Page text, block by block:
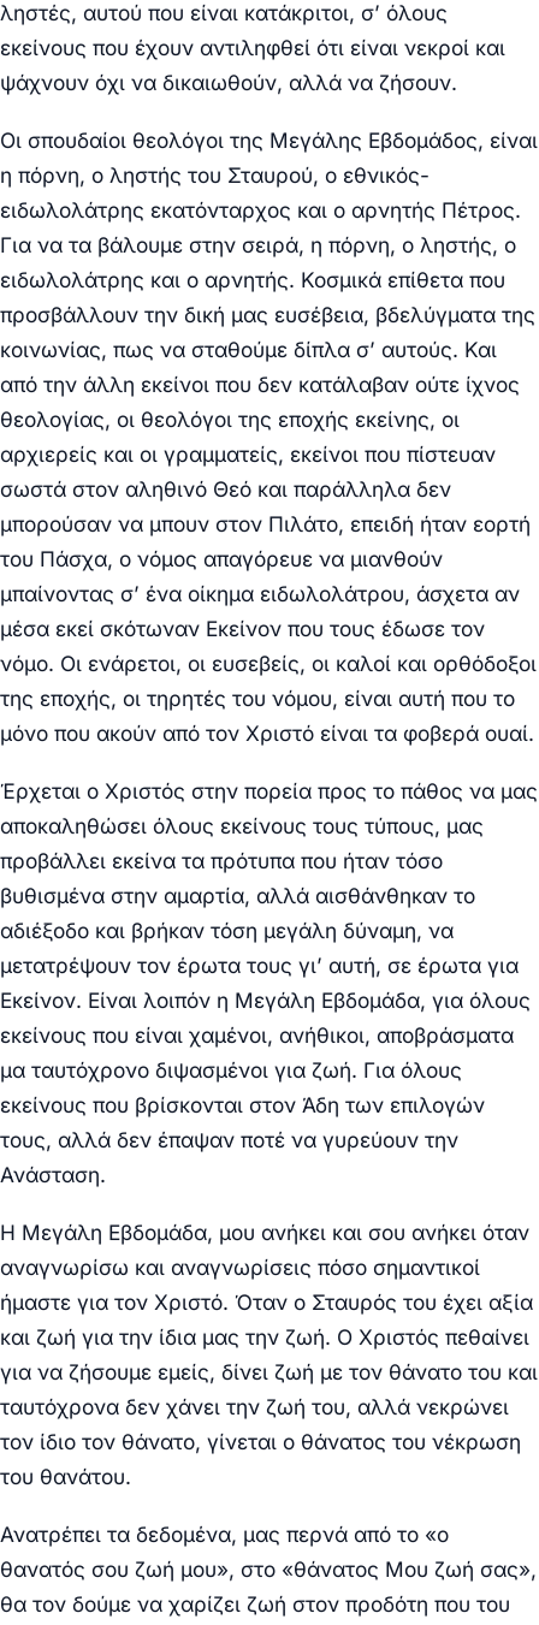
ληστές, αυτού που είναι κατάκριτοι, σ’ όλους
εκείνους που έχουν αντιληφθεί ότι είναι νεκροί και
ψάχνουν όχι να δικαιωθούν, αλλά να ζήσουν.
Οι σπουδαίοι θεολόγοι της Μεγάλης Εβδομάδος, είναι
η πόρνη, ο ληστής του Σταυρού, ο εθνικός-
ειδωλολάτρης εκατόνταρχος και ο αρνητής Πέτρος.
Για να τα βάλουμε στην σειρά, η πόρνη, ο ληστής, ο
ειδωλολάτρης και ο αρνητής. Κοσμικά επίθετα που
προσβάλλουν την δική μας ευσέβεια, βδελύγματα της
κοινωνίας, πως να σταθούμε δίπλα σ’ αυτούς. Και
από την άλλη εκείνοι που δεν κατάλαβαν ούτε ίχνος
θεολογίας, οι θεολόγοι της εποχής εκείνης, οι
αρχιερείς και οι γραμματείς, εκείνοι που πίστευαν
σωστά στον αληθινό Θεό και παράλληλα δεν
μπορούσαν να μπουν στον Πιλάτο, επειδή ήταν εορτή
του Πάσχα, ο νόμος απαγόρευε να μιανθούν
μπαίνοντας σ’ ένα οίκημα ειδωλολάτρου, άσχετα αν
μέσα εκεί σκότωναν Εκείνον που τους έδωσε τον
νόμο. Οι ενάρετοι, οι ευσεβείς, οι καλοί και ορθόδοξοι
της εποχής, οι τηρητές του νόμου, είναι αυτή που το
μόνο που ακούν από τον Χριστό είναι τα φοβερά ουαί.
Έρχεται ο Χριστός στην πορεία προς το πάθος να μας
αποκαληθώσει όλους εκείνους τους τύπους, μας
προβάλλει εκείνα τα πρότυπα που ήταν τόσο
βυθισμένα στην αμαρτία, αλλά αισθάνθηκαν το
αδιέξοδο και βρήκαν τόση μεγάλη δύναμη, να
μετατρέψουν τον έρωτα τους γι’ αυτή, σε έρωτα για
Εκείνον. Είναι λοιπόν η Μεγάλη Εβδομάδα, για όλους
εκείνους που είναι χαμένοι, ανήθικοι, αποβράσματα
μα ταυτόχρονο διψασμένοι για ζωή. Για όλους
εκείνους που βρίσκονται στον Άδη των επιλογών
τους, αλλά δεν έπαψαν ποτέ να γυρεύουν την
Ανάσταση.
Η Μεγάλη Εβδομάδα, μου ανήκει και σου ανήκει όταν
αναγνωρίσω και αναγνωρίσεις πόσο σημαντικοί
ήμαστε για τον Χριστό. Όταν ο Σταυρός του έχει αξία
και ζωή για την ίδια μας την ζωή. Ο Χριστός πεθαίνει
για να ζήσουμε εμείς, δίνει ζωή με τον θάνατο του και
ταυτόχρονα δεν χάνει την ζωή του, αλλά νεκρώνει
τον ίδιο τον θάνατο, γίνεται ο θάνατος του νέκρωση
του θανάτου.
Ανατρέπει τα δεδομένα, μας περνά από το «ο
θανατός σου ζωή μου», στο «θάνατος Μου ζωή σας»,
θα τον δούμε να χαρίζει ζωή στον προδότη που του